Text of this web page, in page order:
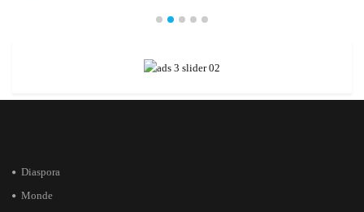
Diaspora
Monde